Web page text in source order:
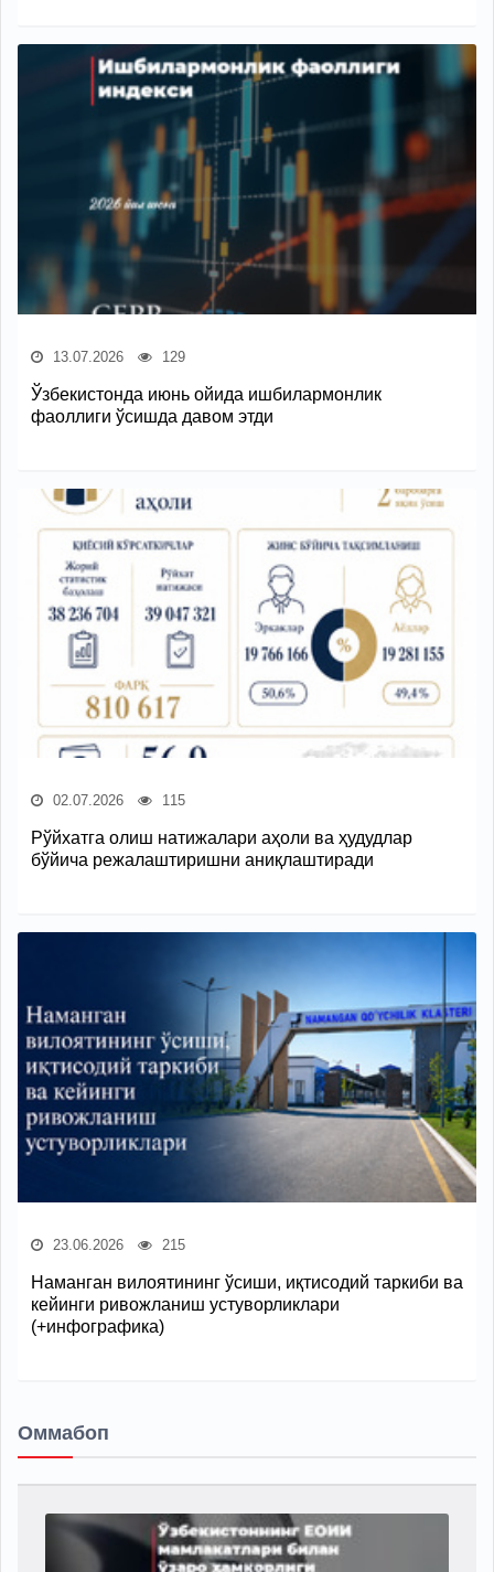
13.07.2026 129
Ўзбекистонда июнь ойида ишбилармонлик
фаоллиги ўсишда давом этди
02.07.2026 115
Рўйхатга олиш натижалари аҳоли ва ҳудудлар
бўйича режалаштиришни аниқлаштиради
23.06.2026 215
Наманган вилоятининг ўсиши, иқтисодий таркиби ва
кейинги ривожланиш устуворликлари
(+инфографика)
Оммабоп